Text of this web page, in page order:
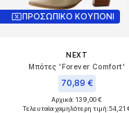
ΠΡΟΣΩΠΙΚΟ ΚΟΥΠΟΝΙ
NEXT
Μπότες 'Forever Comfort'
70,89 €
Αρχικά: 139,00 €
Τελευταία χαμηλότερη τιμή:54,21